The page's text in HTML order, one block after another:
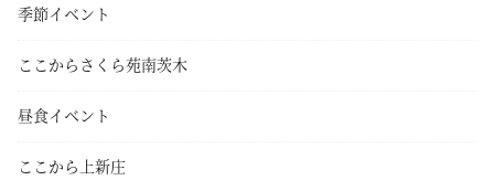
季節イベント
ここからさくら苑南茨木
昼食イベント
ここから上新庄